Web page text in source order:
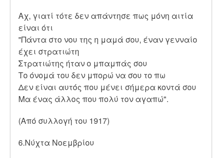
Αχ, γιατί τότε δεν απάντησε πως μόνη αιτία
είναι ότι
"Πάντα στο νου της η μαμά σου, έναν γενναίο
έχει στρατιώτη
Στρατιώτης ήταν ο μπαμπάς σου
Το όνομά του δεν μπορώ να σου το πω
Δεν είναι αυτός που μένει σήμερα κοντά σου
Μα ένας άλλος που πολύ τον αγαπώ".
(Από συλλογή του 1917)
6.Νύχτα Νοεμβρίου